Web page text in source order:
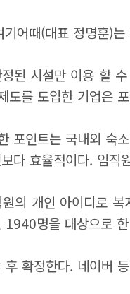
기어때(대표 정명훈)
된 시설만 이용 할
도를 도입한 기업은
포인트는 국내외 숙
다 효율적이다. 임
의 개인 아이디로
명을 대상으로
확정한다. 네이버